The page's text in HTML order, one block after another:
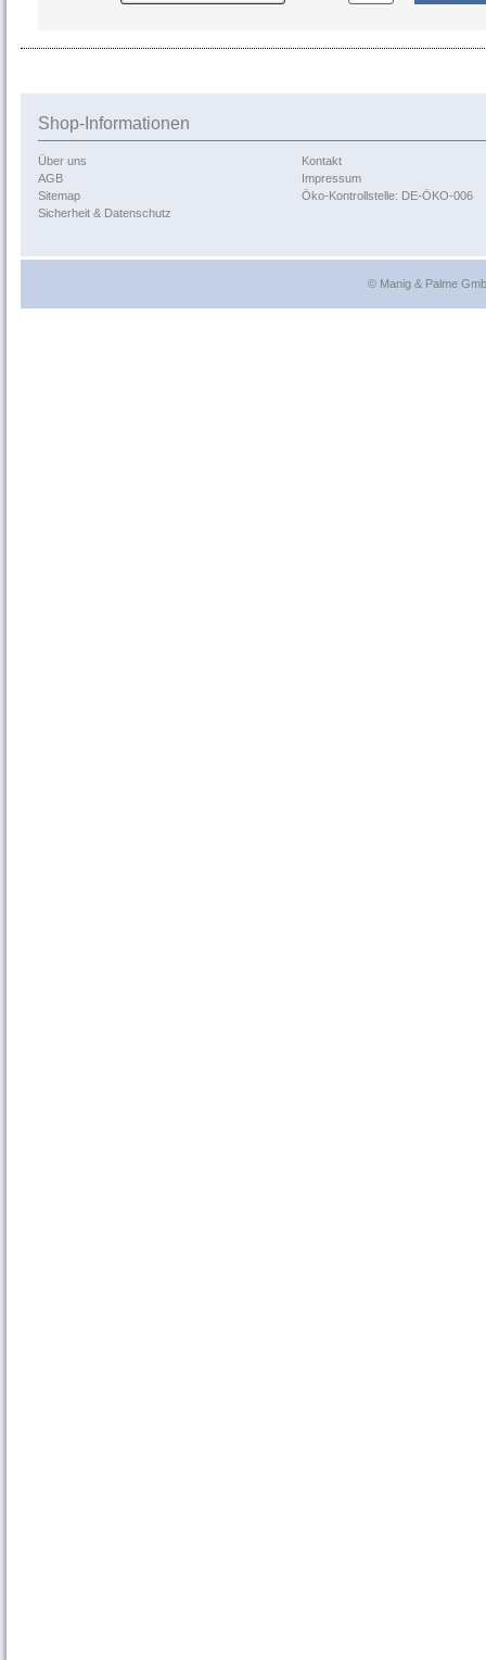
Shop-Informationen
Über uns
AGB
Sitemap
Sicherheit & Datenschutz
Kontakt
Impressum
Öko-Kontrollstelle: DE-ÖKO-006
© Manig & Palme